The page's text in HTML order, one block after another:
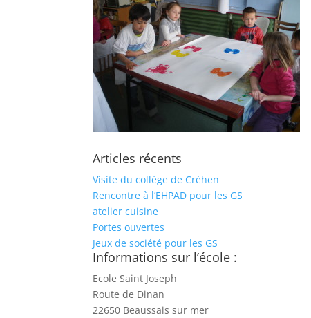
Articles récents
Visite du collège de Créhen
Rencontre à l’EHPAD pour les GS
atelier cuisine
Portes ouvertes
Jeux de société pour les GS
Informations sur l’école :
Ecole Saint Joseph
Route de Dinan
22650 Beaussais sur mer